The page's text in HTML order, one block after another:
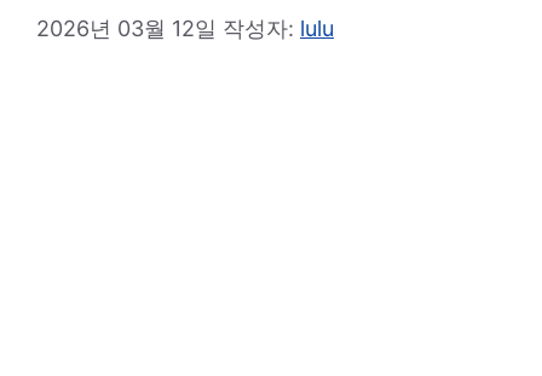
2026년 03월 12일 작성자: lulu